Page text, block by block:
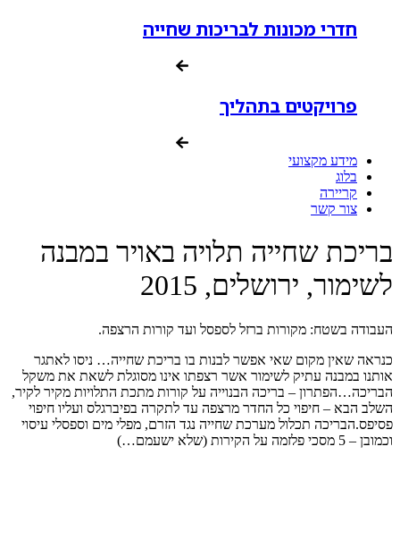
חדרי מכונות לבריכות שחייה
פרויקטים בתהליך
מידע מקצועי
בלוג
קריירה
צור קשר
בריכת שחייה תלויה באויר במבנה
לשימור, ירושלים, 2015
העבודה בשטח: מקורות ברזל לספסל ועד קורות הרצפה.
כנראה שאין מקום שאי אפשר לבנות בו בריכת שחייה… ניסו לאתגר
אותנו במבנה עתיק לשימור אשר רצפתו אינו מסוגלת לשאת את משקל
הבריכה…הפתרון – בריכה הבנוייה על קורות מתכת התלויות מקיר לקיר,
השלב הבא – חיפוי כל החדר מרצפה עד לתקרה בפיברגלס ועליו חיפוי
פסיפס.הבריכה תכלול מערכת שחייה נגד הזרם, מפלי מים וספסלי עיסוי
וכמובן – 5 מסכי פלזמה על הקירות (שלא ישעמם…)